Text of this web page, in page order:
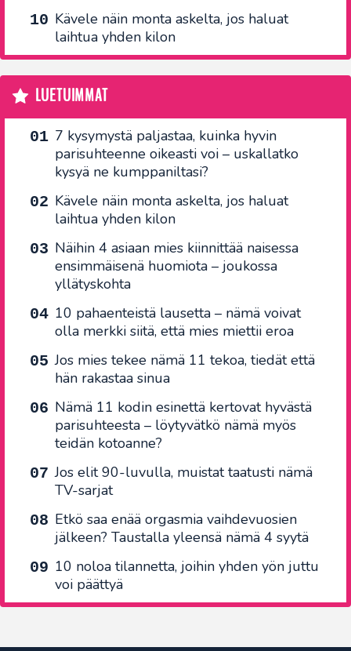
Kävele näin monta askelta, jos haluat
laihtua yhden kilon
LUETUIMMAT
7 kysymystä paljastaa, kuinka hyvin
parisuhteenne oikeasti voi – uskallatko
kysyä ne kumppaniltasi?
Kävele näin monta askelta, jos haluat
laihtua yhden kilon
Näihin 4 asiaan mies kiinnittää naisessa
ensimmäisenä huomiota – joukossa
yllätyskohta
10 pahaenteistä lausetta – nämä voivat
olla merkki siitä, että mies miettii eroa
Jos mies tekee nämä 11 tekoa, tiedät että
hän rakastaa sinua
Nämä 11 kodin esinettä kertovat hyvästä
parisuhteesta – löytyvätkö nämä myös
teidän kotoanne?
Jos elit 90-luvulla, muistat taatusti nämä
TV-sarjat
Etkö saa enää orgasmia vaihdevuosien
jälkeen? Taustalla yleensä nämä 4 syytä
10 noloa tilannetta, joihin yhden yön juttu
voi päättyä